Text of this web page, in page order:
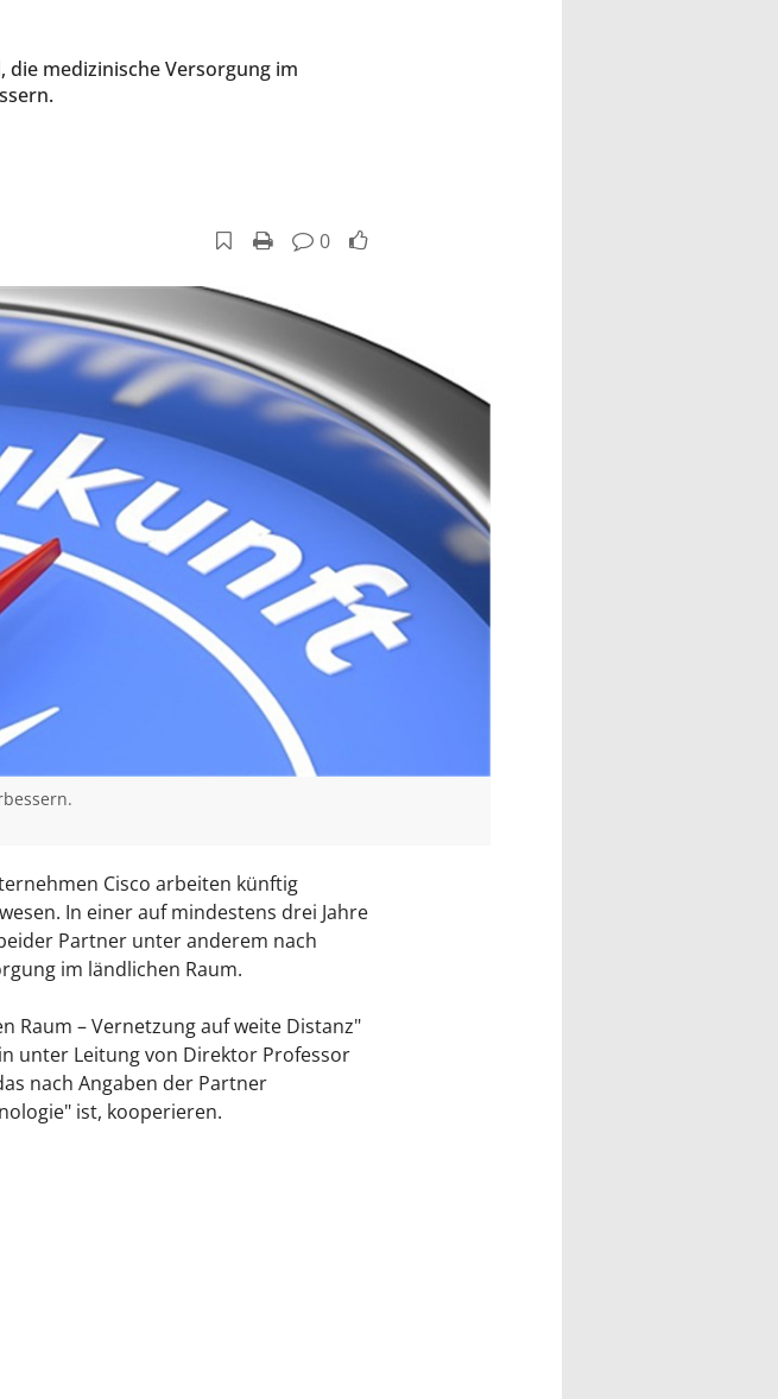
die medizinische Versorgung im
0
Cisco arbeiten künftig
In einer auf mindestens drei Jahre
Partner unter anderem nach
im ländlichen Raum.
Raum – Vernetzung auf weite Distanz"
unter Leitung von Direktor Professor
nach Angaben der Partner
ist, kooperieren.